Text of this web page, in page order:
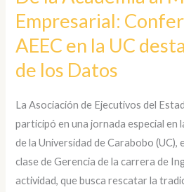
Empresarial:
AEEC en la UC
de los Datos
La Asociación de Ejecutivos del
participó en una jornada especial en
de la Universidad de Carabobo (UC),
clase de Gerencia de la carrera de
actividad, que busca rescatar la
al
Mundo
Empresarial:
Conferencia
la
AEEC
en
la
UC